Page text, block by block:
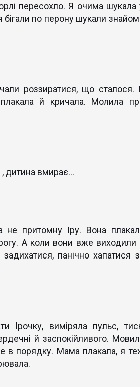
пересохло. Я очима шукала
бігали по перону шукали
роззиратися, що сталося.
й кричала. Молила
дитина вмирає...
притомну Іру. Вона
А коли вони вже виходили
панічно хапатися
Ірочку, виміряла пульс,
й заспокійливого.
в порядку. Мама плакала, я